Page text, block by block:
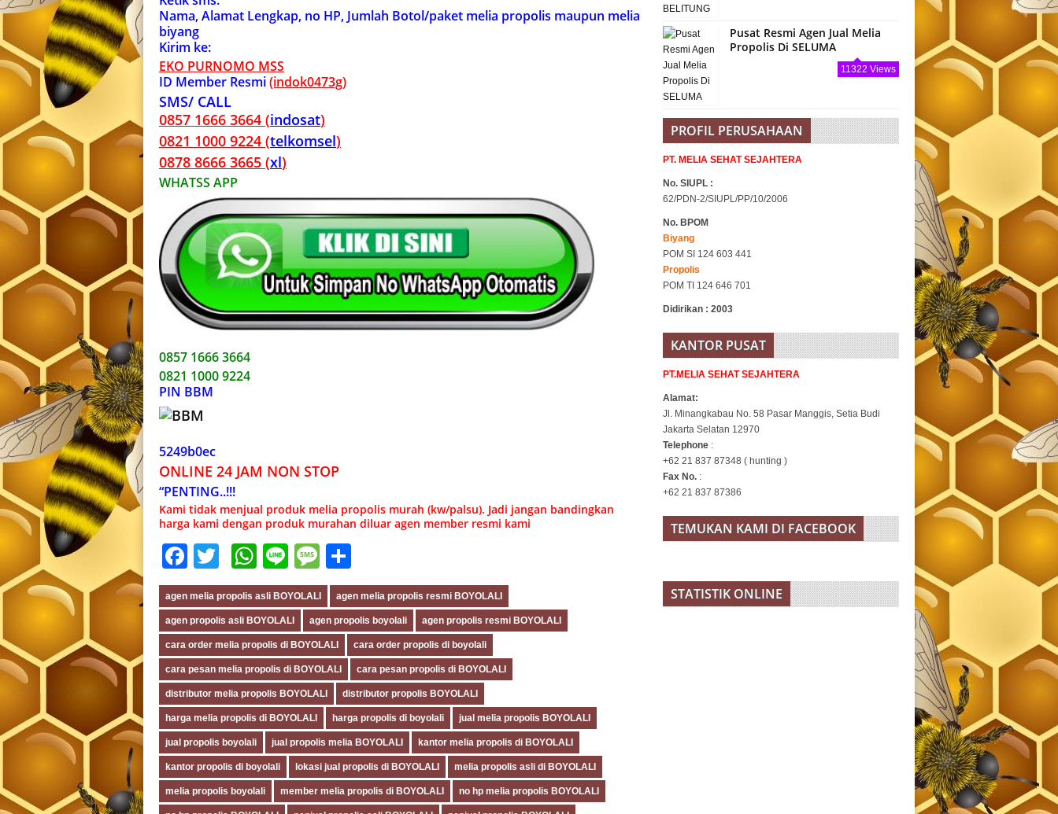
Nama, Alamat Lengkap, no HP, Jumlah Botol/paket melia propolis maupun melia
biyang
Kirim ke:
EKO PURNOMO MSS
ID Member Resmi(indok0473g)
SMS/ CALL
0857 1666 3664 (indosat)
0821 1000 9224 (telkomsel)
0878 8666 3665 (xl)
WHATSS APP
0857 1666 3664
0821 1000 9224
PIN BBM
5249b0ec
ONLINE 24 JAM NON STOP
“PENTING..!!!
Kami tidak menjual produk melia propolis murah (kw/palsu). Jadi jangan bandingkan
harga kami dengan produk murahan diluar agen member resmi kami
Facebook
TwitterWhatsApp
LineMessage
agen melia propolis asli BOYOLALI agen melia propolis resmi BOYOLALI
agen propolis asli BOYOLALI agen propolis boyolali agen propolis resmi BOYOLALI
cara order melia propolis di BOYOLALI cara order propolis di boyolali
cara pesan melia propolis di BOYOLALI cara pesan propolis di BOYOLALI
distributor melia propolis BOYOLALI distributor propolis BOYOLALI
harga melia propolis di BOYOLALI harga propolis di boyolali jual melia propolis BOYOLALI
jual propolis boyolali jual propolis melia BOYOLALI kantor melia propolis di BOYOLALI
kantor propolis di boyolali lokasi jual propolis di BOYOLALI melia propolis asli di BOYOLALI
melia propolis boyolali member melia propolis di BOYOLALI no hp melia propolis BOYOLALI
Pusat Resmi Agen Jual Melia
Propolis Di SELUMA
11322 Views
PROFIL PERUSAHAAN
PT. MELIA SEHAT SEJAHTERA
No. SIUPL :
62/PDN-2/SIUPL/PP/10/2006
No. BPOM
Biyang
POM SI 124 603 441
Propolis
POM TI 124 646 701
Didirikan : 2003
KANTOR PUSAT
PT.MELIA SEHAT SEJAHTERA
Alamat:
Jl. Minangkabau No. 58 Pasar Manggis, Setia Budi
Jakarta Selatan 12970
Telephone :
+62 21 837 87348 ( hunting )
Fax No. :
+62 21 837 87386
TEMUKAN KAMI DI FACEBOOK
STATISTIK ONLINE